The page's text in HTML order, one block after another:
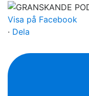
Visa på Facebook
· Dela